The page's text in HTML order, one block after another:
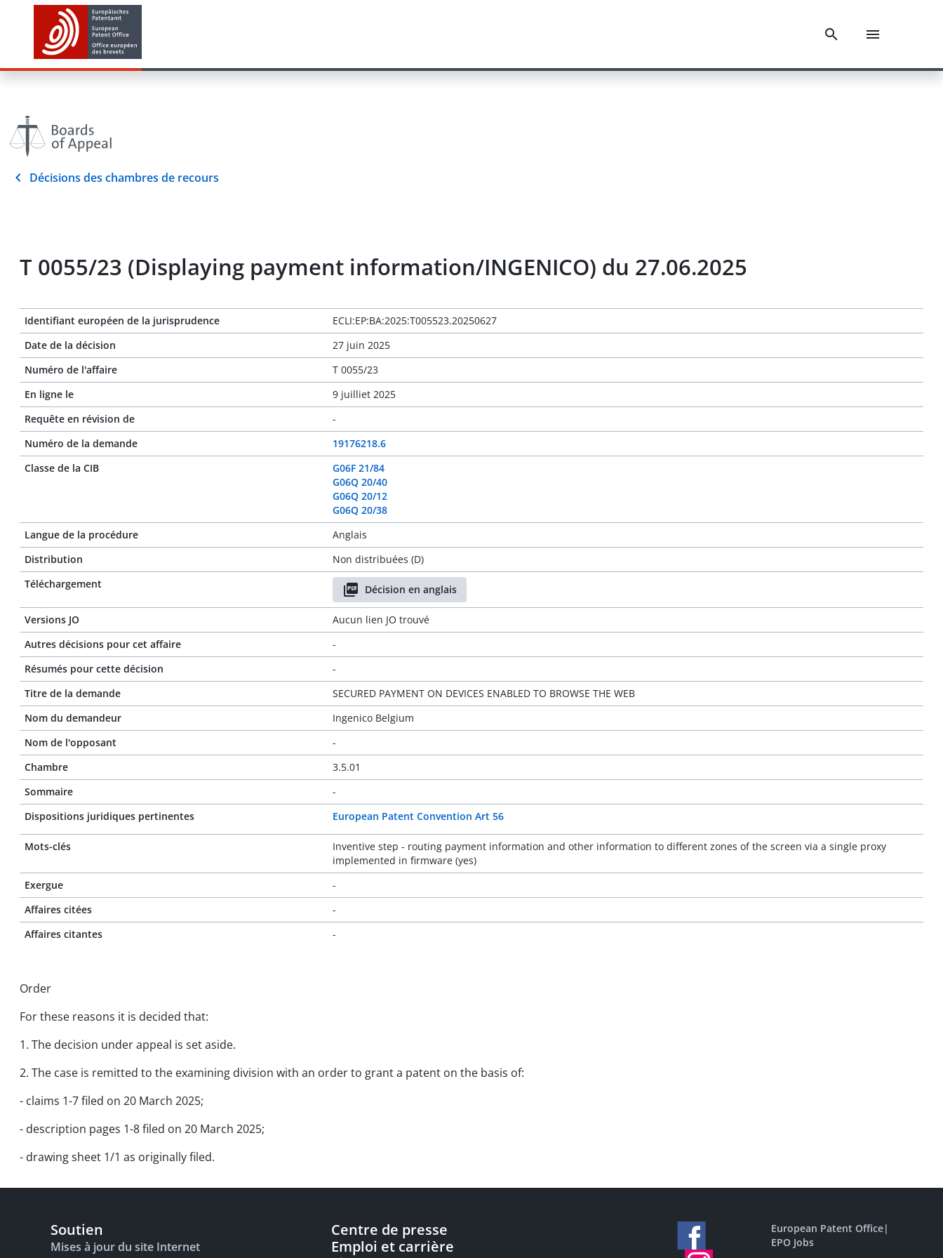
Décisions des chambres de recours
T 0055/23 (Displaying payment information/INGENICO) du 27.06.2025
Identifiant européen de la jurisprudence
ECLI:EP:BA:2025:T005523.20250627
Date de la décision
27 juin 2025
Numéro de l'affaire
T 0055/23
En ligne le
9 juilliet 2025
Requête en révision de
-
Numéro de la demande
19176218.6
Classe de la CIB
G06F 21/84
G06Q 20/40
G06Q 20/12
G06Q 20/38
Langue de la procédure
Anglais
Distribution
Non distribuées (D)
Téléchargement
Décision en anglais
Versions JO
Aucun lien JO trouvé
Autres décisions pour cet affaire
-
Résumés pour cette décision
-
Titre de la demande
SECURED PAYMENT ON DEVICES ENABLED TO BROWSE THE WEB
Nom du demandeur
Ingenico Belgium
Nom de l'opposant
-
Chambre
3.5.01
Sommaire
-
Dispositions juridiques pertinentes
European Patent Convention Art 56
Mots-clés
Inventive step - routing payment information and other information to different zones of the screen via a single proxy
implemented in firmware (yes)
Exergue
-
Affaires citées
-
Affaires citantes
-
Order
For these reasons it is decided that:
1. The decision under appeal is set aside.
2. The case is remitted to the examining division with an order to grant a patent on the basis of:
- claims 1-7 filed on 20 March 2025;
- description pages 1-8 filed on 20 March 2025;
- drawing sheet 1/1 as originally filed.
Soutien
Mises à jour du site Internet
Centre de presse
Emploi et carrière
European Patent Office|
EPO Jobs